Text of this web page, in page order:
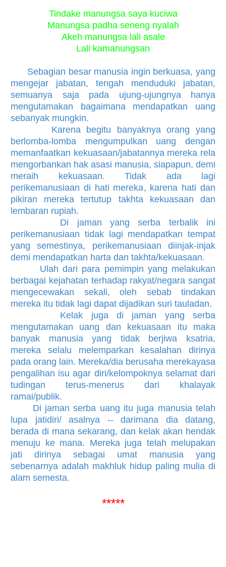
Tindake manungsa saya kuciwa
Manungsa padha seneng nyalah
Akeh manungsa lali asale
Lali kamanungsan
Sebagian besar manusia ingin berkuasa, yang
mengejar jabatan, tengah menduduki jabatan,
semuanya saja pada ujung-ujungnya hanya
mengutamakan bagaimana mendapatkan uang
sebanyak mungkin.
Karena begitu banyaknya orang yang
berlomba-lomba mengumpulkan uang dengan
memanfaatkan kekuasaan/jabatannya mereka rela
mengorbankan hak asasi manusia, siapapun, demi
meraih kekuasaan. Tidak ada lagi
perikemanusiaan di hati mereka, karena hati dan
pikiran mereka tertutup takhta kekuasaan dan
lembaran rupiah.
Di jaman yang serba terbalik ini
perikemanusiaan tidak lagi mendapatkan tempat
yang semestinya, perikemanusiaan diinjak-injak
demi mendapatkan harta dan takhta/kekuasaan.
Ulah dari para pemimpin yang melakukan
berbagai kejahatan terhadap rakyat/negara sangat
mengecewakan sekali, oleh sebab tindakan
mereka itu tidak lagi dapat dijadikan suri tauladan.
Kelak juga di jaman yang serba
mengutamakan uang dan kekuasaan itu maka
banyak manusia yang tidak berjiwa ksatria,
mereka selalu melemparkan kesalahan dirinya
pada orang lain. Mereka/dia berusaha merekayasa
pengalihan isu agar diri/kelompoknya selamat dari
tudingan terus-menerus dari khalayak
ramai/publik.
Di jaman serba uang itu juga manusia telah
lupa jatidiri/ asalnya -- darimana dia datang,
berada di mana sekarang, dan kelak akan hendak
menuju ke mana. Mereka juga telah melupakan
jati dirinya sebagai umat manusia yang
sebenarnya adalah makhluk hidup paling mulia di
alam semesta.
*****